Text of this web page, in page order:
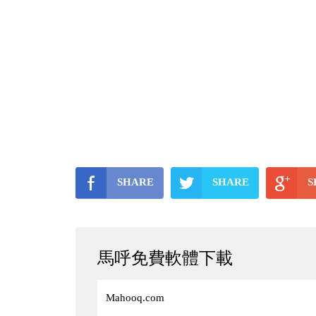
SHARE SHARE
馬呼免費軟體下載
Mahooq.com